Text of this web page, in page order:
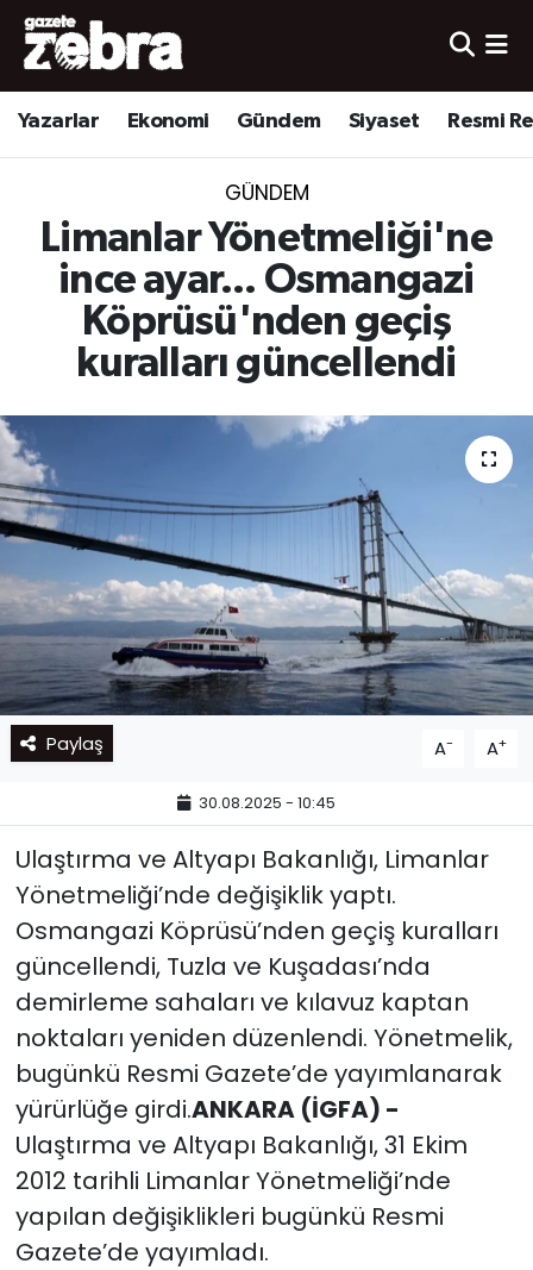
Yazarlar Ekonomi Gündem Siyaset Resmi
GÜNDEM
Limanlar Yönetmeliği'ne
ince ayar... Osmangazi
Köprüsü'nden geçiş
kuralları güncellendi
Paylaş A- A+
30.08.2025 - 10:45
Ulaştırma ve Altyapı Bakanlığı, Limanlar
Yönetmeliği’nde değişiklik yaptı.
Osmangazi Köprüsü’nden geçiş kuralları
güncellendi, Tuzla ve Kuşadası’nda
demirleme sahaları ve kılavuz kaptan
noktaları yeniden düzenlendi. Yönetmelik,
bugünkü Resmi Gazete’de yayımlanarak
yürürlüğe girdi.ANKARA (İGFA) -
Ulaştırma ve Altyapı Bakanlığı, 31 Ekim
2012 tarihli Limanlar Yönetmeliği’nde
yapılan değişiklikleri bugünkü Resmi
Gazete’de yayımladı.
Yazarlar
Ekonomi
Yerel
Spor
Nöbetçi Eczaneler
Hava Durumu
Süper Lig Puan Durumu ve Fikstür
Tüm Manşetler